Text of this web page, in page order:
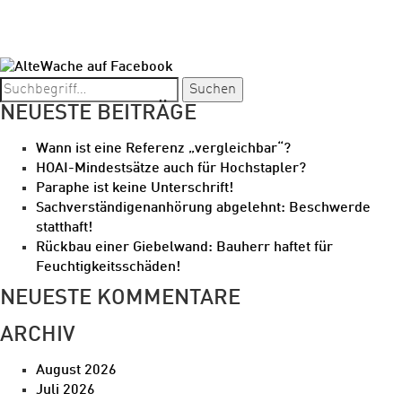
Suchen
NEUESTE BEITRÄGE
Wann ist eine Referenz „vergleichbar“?
HOAI-Mindestsätze auch für Hochstapler?
Paraphe ist keine Unterschrift!
Sachverständigenanhörung abgelehnt: Beschwerde
statthaft!
Rückbau einer Giebelwand: Bauherr haftet für
Feuchtigkeitsschäden!
NEUESTE KOMMENTARE
ARCHIV
August 2026
Juli 2026